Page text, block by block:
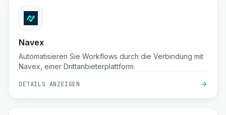
Navex
Automatisieren Sie Workflows durch die Verbindung mit
Navex, einer Drittanbieterplattform.
DETAILS ANZEIGEN